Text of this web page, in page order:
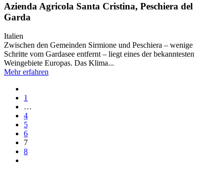
Azienda Agricola Santa Cristina, Peschiera del
Garda
Italien
Zwischen den Gemeinden Sirmione und Peschiera – wenige
Schritte vom Gardasee entfernt – liegt eines der bekanntesten
Weingebiete Europas. Das Klima...
Mehr erfahren
1
…
4
5
6
7
8